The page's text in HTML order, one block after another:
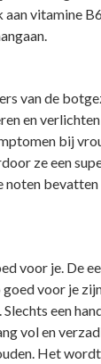
vitamine
van de
en
bij
ze een
bevatten
voor je. De
voor je
een
vol en
Het